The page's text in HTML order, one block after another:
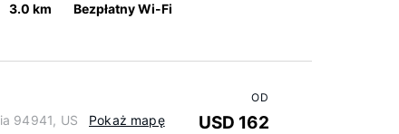
3.0 km Bezpłatny Wi-Fi
94941, US Pokaż mapę
OD
USD 162